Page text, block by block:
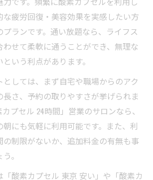
な疲労回復・美容効果を実感したい方
プランです。通い放題なら、ライフス
わせて柔軟に通うことができ、無理な
いう利点があります。
しては、まず自宅や職場からのアク
長さ、予約の取りやすさが挙げられま
プセル 24時間」営業のサロンなら、
にも気軽に利用可能です。また、利
の制限がないか、追加料金の有無も事
。
酸素カプセル 東京 安い」や「酸素カ